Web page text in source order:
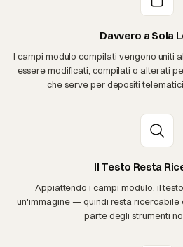
Davvero a Sola
I campi modulo compilati vengono uniti
essere modificati, compilati o alterati
che serve per depositi
Il Testo Resta
Appiattendo i campi modulo, il
un'immagine — quindi resta ricercabile
parte degli strumenti